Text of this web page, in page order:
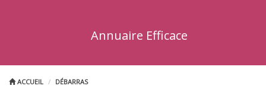
Annuaire Efficace
ACCUEIL DÉBARRAS